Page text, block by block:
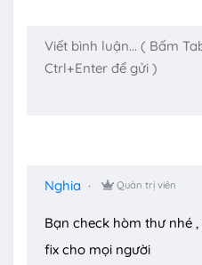
Nghia Quản trị viên
Bạn check hòm thư nhé
fix cho mọi người